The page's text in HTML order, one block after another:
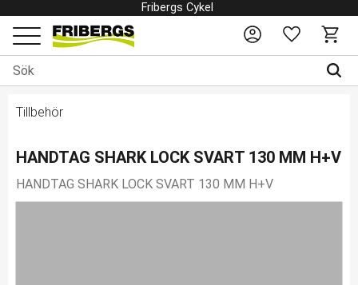
Meny
Fribergs Cykel
Favoriter
Tillbehör
HANDTAG SHARK LOCK SVART 130 MM H+V
HANDTAG SHARK LOCK SVART 130 MM H+V